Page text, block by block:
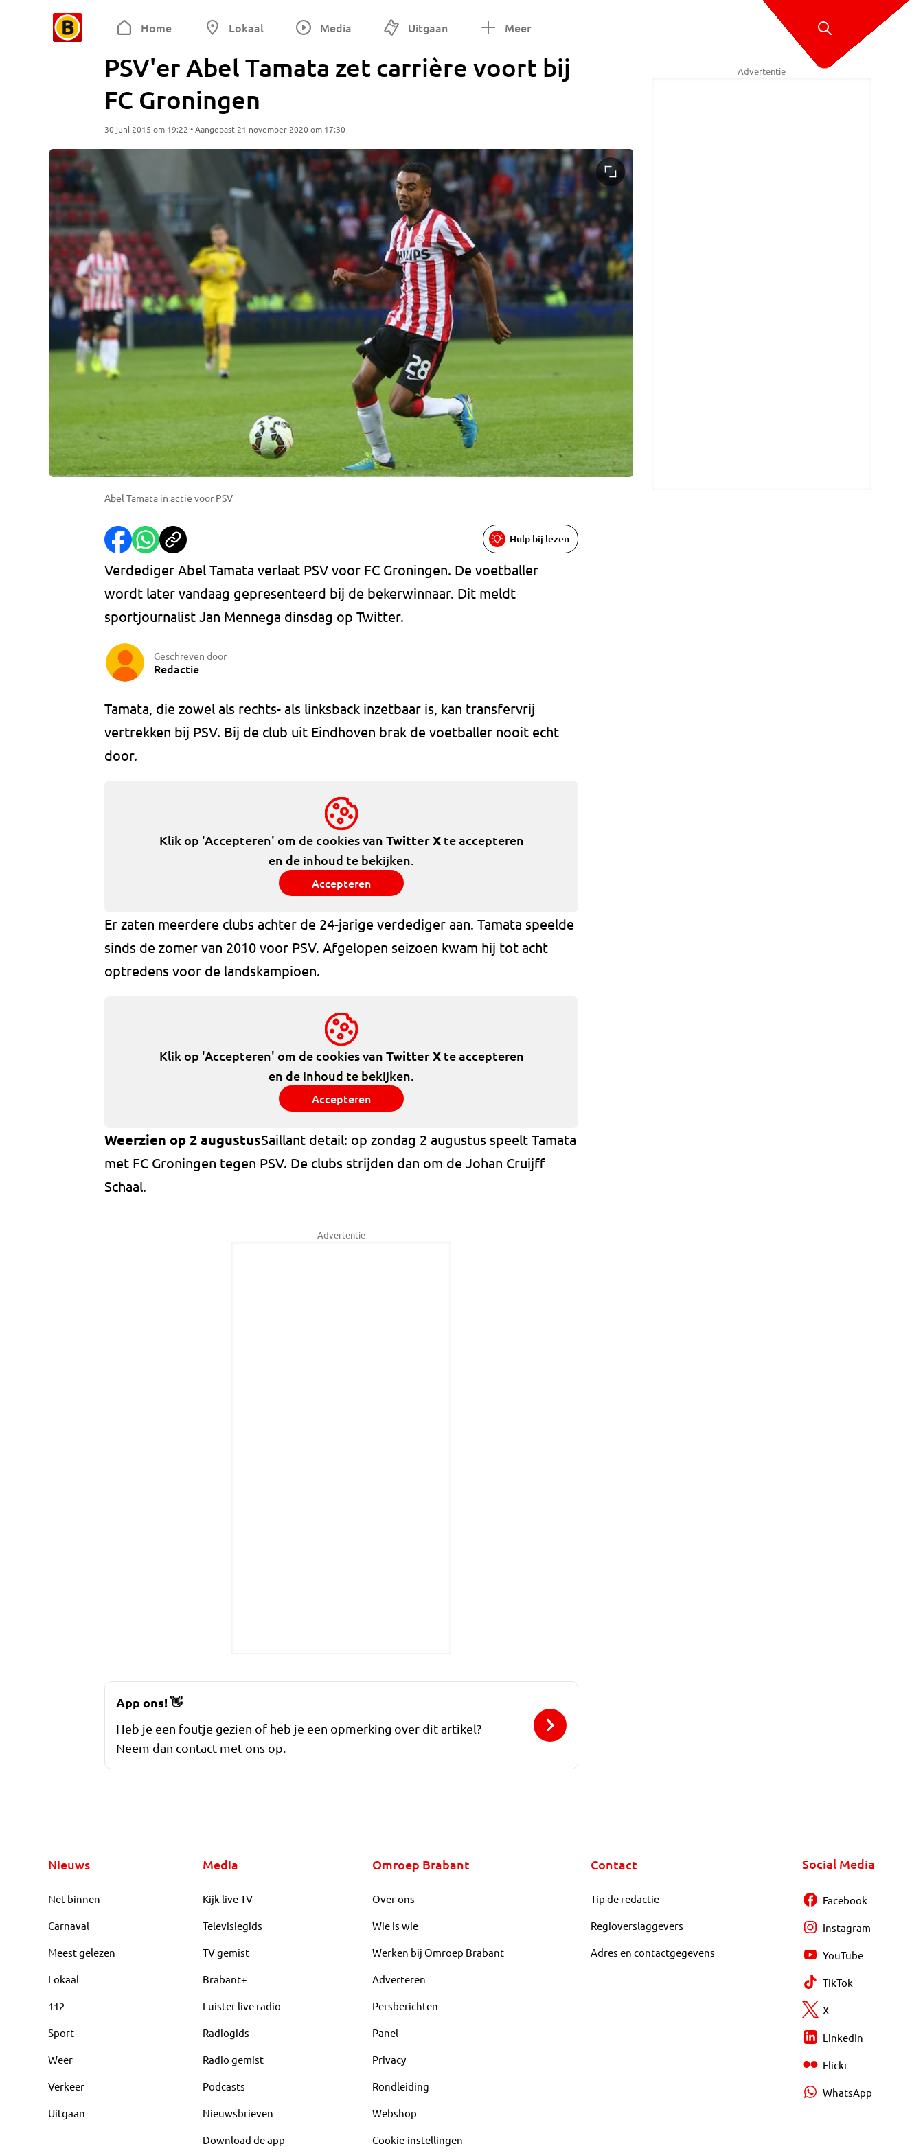
Home Lokaal Media Uitgaan Meer
PSV'er Abel Tamata zet carrière voort bij
FC Groningen
30 juni 2015 om 19:22 • Aangepast 21 november 2020 om 17:30
Abel Tamata in actie voor PSV
Hulp bij lezen
Verdediger Abel Tamata verlaat PSV voor FC Groningen. De voetballer
wordt later vandaag gepresenteerd bij de bekerwinnaar. Dit meldt
sportjournalist Jan Mennega dinsdag op Twitter.
Geschreven door
Redactie
Tamata, die zowel als rechts- als linksback inzetbaar is, kan transfervrij
vertrekken bij PSV. Bij de club uit Eindhoven brak de voetballer nooit echt
door.
Klik op 'Accepteren' om de cookies van Twitter Xte accepteren
en de inhoud te bekijken.
Accepteren
Er zaten meerdere clubs achter de 24-jarige verdediger aan. Tamata speelde
sinds de zomer van 2010 voor PSV. Afgelopen seizoen kwam hij tot acht
optredens voor de landskampioen.
Klik op 'Accepteren' om de cookies van Twitter Xte accepteren
en de inhoud te bekijken.
Accepteren
Weerzien op 2 augustusSaillant detail: op zondag 2 augustus speelt Tamata
met FC Groningen tegen PSV. De clubs strijden dan om de Johan Cruijff
Schaal.
Advertentie
Advertentie
App ons!👋
Heb je een foutje gezien of heb je een opmerking over dit artikel?
Neem dan contact met ons op.
Nieuws
Net binnen
Carnaval
Meest gelezen
Lokaal
112
Sport
Weer
Verkeer
Uitgaan
Media
Kijk live TV
Televisiegids
TV gemist
Brabant+
Luister live radio
Radiogids
Radio gemist
Podcasts
Nieuwsbrieven
Download de app
Omroep Brabant
Over ons
Wie is wie
Werken bij Omroep Brabant
Adverteren
Persberichten
Panel
Privacy
Rondleiding
Webshop
Cookie-instellingen
Contact
Tip de redactie
Regioverslaggevers
Adres en contactgegevens
Social Media
Facebook
Instagram
YouTube
TikTok
X
LinkedIn
Flickr
WhatsApp